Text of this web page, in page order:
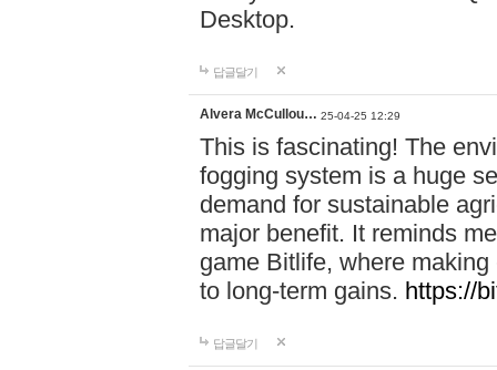
Desktop.
답글달기
Alvera McCullou… 25-04-25 12:29
This is fascinating! The
fogging system is a huge
demand for sustainable
major benefit. It reminds
game Bitlife, where
to long-term gains. https://
답글달기